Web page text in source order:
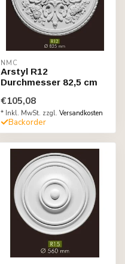
NMC
Arstyl R12
Durchmesser 82,5 cm
€105,08
* Inkl. MwSt. zzgl. Versandkosten
Backorder